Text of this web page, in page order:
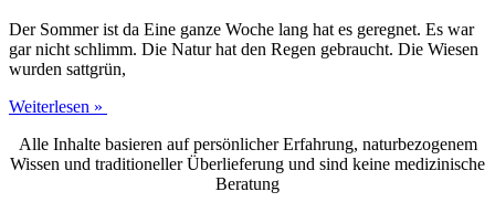
Der Som­mer ist da Eine gan­ze Woche lang hat es gereg­net. Es war
gar nicht schlimm. Die Natur hat den Regen gebraucht. Die Wie­sen
wur­den sattgrün,
Weiterlesen »
Alle Inhal­te basie­ren auf per­sön­li­cher Erfah­rung, natur­be­zo­ge­nem
Wis­sen und tra­di­tio­nel­ler Über­lie­fe­rung und sind kei­ne medi­zi­ni­sche
Beratung